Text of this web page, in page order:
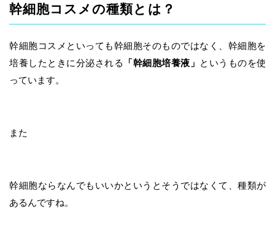
幹細胞コスメの種類とは？
幹細胞コスメといっても幹細胞そのものではなく、幹細胞を
培養したときに分泌される
「幹細胞培養液」 というものを使
っています。
また
幹細胞ならなんでもいいかというとそうではなくて、種類が
あるんですね。